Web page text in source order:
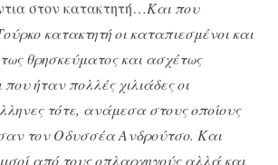
στον κατακτητή…Και που
κατακτητή οι καταπιεσμένοι και
θρησκεύματος και ασχέτως
που ήταν πολλές χιλιάδες οι
τότε, ανάμεσα στους οποίους
τον Οδυσσέα Ανδρούτσο. Και
από τους οπλαρχηγούς αλλά και